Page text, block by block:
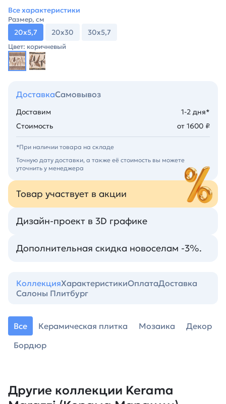
Все характеристики
Размер, см
20х5,7 20х30 30х5,7
Цвет: коричневый
ДоставкаСамовывоз
Доставим
1-2 дня*
Стоимость
от 1600 ₽
*При наличии товара на складе
Точную дату доставки, а также её стоимость вы можете
уточнить у менеджера
Товар участвует в акции
Дизайн-проект в 3D графике
Дополнительная скидка новоселам -3%.
КоллекцияХарактеристикиОплатаДоставка
Салоны Плитбург
Все Керамическая плитка Мозаика
Декор
Бордюр
Другие коллекции Kerama